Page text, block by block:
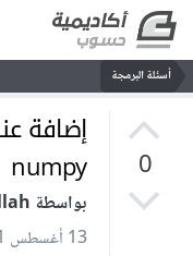
أسئلة البرمجة
0
إضافة
numpy
بواسطة Amer Abdallah
13 أغسطس 2021